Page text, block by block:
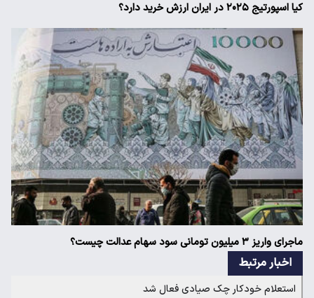
کیا اسپورتیج ۲۰۲۵ در ایران ارزش خرید دارد؟
ماجرای واریز ۳ میلیون تومانی سود سهام عدالت چیست؟
اخبار مرتبط
استعلام خودکار چک صیادی فعال شد